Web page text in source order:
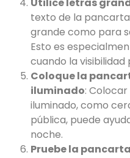
texto de la
grande como para
Esto es
cuando la visibilidad
Coloque la
iluminado:
iluminado, como
pública, puede
noche.
Pruebe la